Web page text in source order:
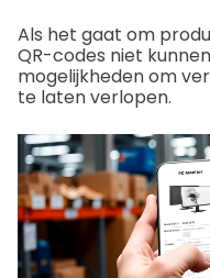
Als het gaat om
QR-codes niet
mogelijkheden om
te laten verlopen.